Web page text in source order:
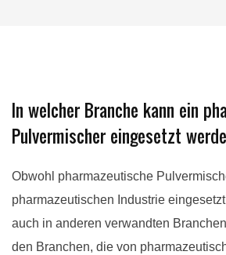
In welcher Branche kann ein
Pulvermischer eingesetzt
Obwohl pharmazeutische
pharmazeutischen Industrie
auch in anderen verwandten
den Branchen, die von